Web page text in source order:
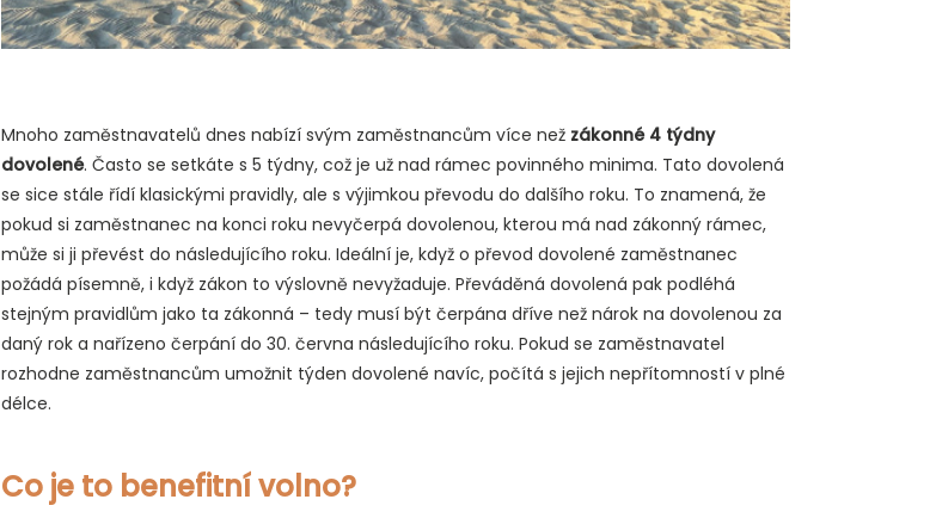
Mnoho zaměstnavatelů dnes nabízí svým zaměstnancům více než zákonné 4 týdny
dovolené. Často se setkáte s 5 týdny, což je už nad rámec povinného minima. Tato dovolená
se sice stále řídí klasickými pravidly, ale s výjimkou převodu do dalšího roku. To znamená, že
pokud si zaměstnanec na konci roku nevyčerpá dovolenou, kterou má nad zákonný rámec,
může si ji převést do následujícího roku. Ideální je, když o převod dovolené zaměstnanec
požádá písemně, i když zákon to výslovně nevyžaduje. Převáděná dovolená pak podléhá
stejným pravidlům jako ta zákonná – tedy musí být čerpána dříve než nárok na dovolenou za
daný rok a nařízeno čerpání do 30. června následujícího roku. Pokud se zaměstnavatel
rozhodne zaměstnancům umožnit týden dovolené navíc, počítá s jejich nepřítomností v plné
délce.
Co je to benefitní volno?